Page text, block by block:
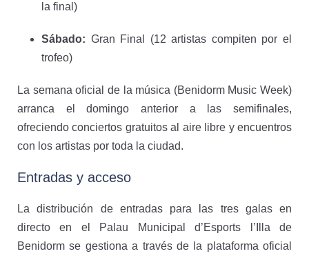
la final)
Sábado: Gran Final (12 artistas compiten por el
trofeo)
La semana oficial de la música (Benidorm Music Week)
arranca el domingo anterior a las semifinales,
ofreciendo conciertos gratuitos al aire libre y encuentros
con los artistas por toda la ciudad.
Entradas y acceso
La distribución de entradas para las tres galas en
directo en el Palau Municipal d’Esports l’Illa de
Benidorm se gestiona a través de la plataforma oficial